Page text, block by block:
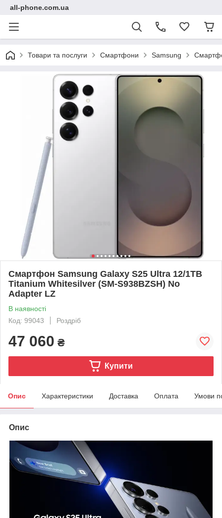
all-phone.com.ua
Товари та послуги Смартфони Samsung
Смартфон Samsung Galaxy S25 Ultra 12/1TB
Titanium Whitesilver (SM-S938BZSH) No
Adapter LZ
В наявності
Код: 99043
Роздріб
47 060 ₴
Купити
Опис Характеристики Доставка Оплата Умови
Опис